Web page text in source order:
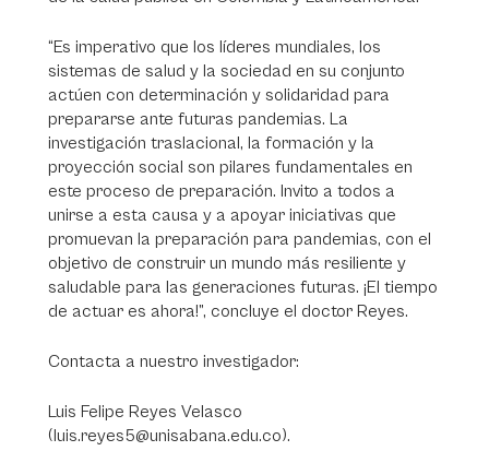
“Es imperativo que los líderes mundiales, los
sistemas de salud y la sociedad en su conjunto
actúen con determinación y solidaridad para
prepararse ante futuras pandemias. La
investigación traslacional, la formación y la
proyección social son pilares fundamentales en
este proceso de preparación. Invito a todos a
unirse a esta causa y a apoyar iniciativas que
promuevan la preparación para pandemias, con el
objetivo de construir un mundo más resiliente y
saludable para las generaciones futuras. ¡El tiempo
de actuar es ahora!”, concluye el doctor Reyes.
Contacta a nuestro investigador:
Luis Felipe Reyes Velasco
(luis.reyes5@unisabana.edu.co).